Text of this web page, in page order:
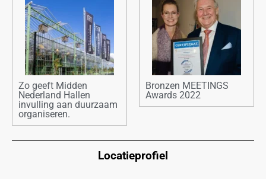
Zo geeft Midden
Nederland Hallen
invulling aan duurzaam
organiseren.
Bronzen MEETINGS
Awards 2022
Locatieprofiel